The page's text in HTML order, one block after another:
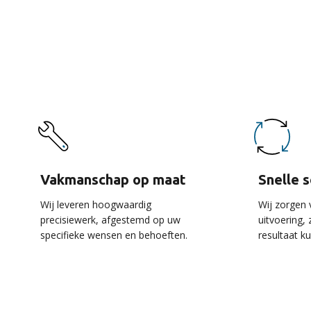
Vakmanschap op maat
Wij leveren hoogwaardig
precisiewerk, afgestemd op uw
specifieke wensen en behoeften.
Snelle
Wij zorgen
uitvoering,
resultaat